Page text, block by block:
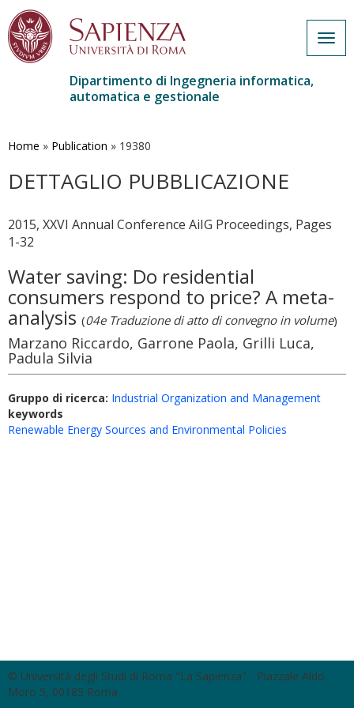
contenuto
Dipartimento di Ingegneria informatica,
automatica e gestionale
Home » Publication » 19380
DETTAGLIO PUBBLICAZIONE
2015, XXVI Annual Conference AiIG Proceedings, Pages
1-32
Water saving: Do residential
consumers respond to price? A meta-
analysis (04e Traduzione di atto di convegno in volume)
Marzano Riccardo, Garrone Paola, Grilli Luca,
Padula Silvia
Gruppo di ricerca: Industrial Organization and Management
keywords
Renewable Energy Sources and Environmental Policies
© Università degli Studi di Roma "La Sapienza" - Piazzale Aldo
Moro 5, 00185 Roma